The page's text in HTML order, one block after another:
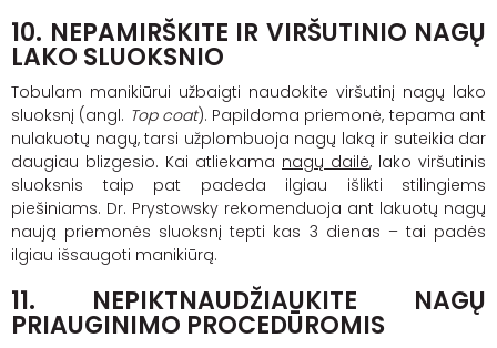
10. NEPAMIRŠKITE IR VIRŠUTINIO NAGŲ
LAKO SLUOKSNIO
Tobulam manikiūrui užbaigti naudokite viršutinį nagų lako
sluoksnį (angl. Top coat). Papildoma priemonė, tepama ant
nulakuotų nagų, tarsi užplombuoja nagų laką ir suteikia dar
daugiau blizgesio. Kai atliekama nagų dailė, lako viršutinis
sluoksnis taip pat padeda ilgiau išlikti stilingiems
piešiniams. Dr. Prystowsky rekomenduoja ant lakuotų nagų
naują priemonės sluoksnį tepti kas 3 dienas – tai padės
ilgiau išsaugoti manikiūrą.
11. NEPIKTNAUDŽIAUKITE NAGŲ
PRIAUGINIMO PROCEDŪROMIS